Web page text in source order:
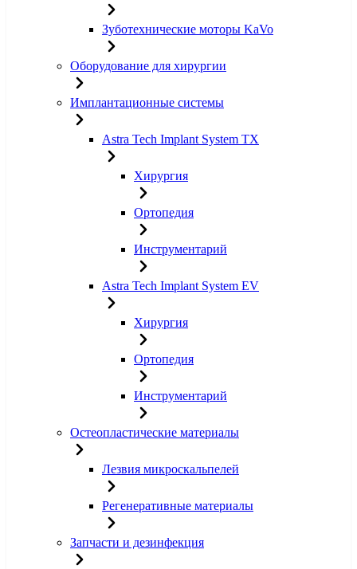
Зуботехнические моторы KaVo
Оборудование для хирургии
Имплантационные системы
Astra Tech Implant System TX
Хирургия
Ортопедия
Инструментарий
Astra Tech Implant System EV
Хирургия
Ортопедия
Инструментарий
Остеопластические материалы
Лезвия микроскальпелей
Регенеративные материалы
Запчасти и дезинфекция